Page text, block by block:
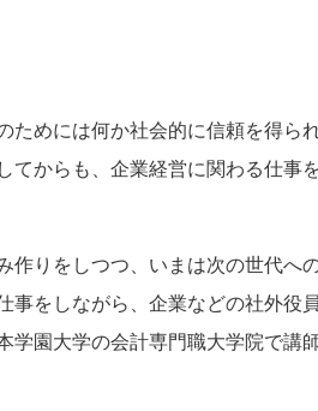
ためには何か社会的に信頼を得ら
てからも、企業経営に関わる仕事
りをしつつ、いまは次の世代へ
をしながら、企業などの社外役
園大学の会計専門職大学院で講